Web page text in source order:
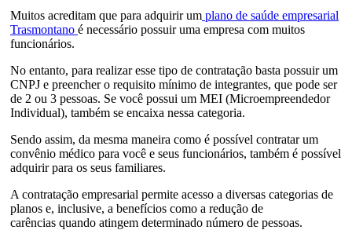
Muitos acreditam que para adquirir um plano de saúde empresarial
Trasmontano é necessário possuir uma empresa com muitos
funcionários.
No entanto, para realizar esse tipo de contratação basta possuir um
CNPJ e preencher o requisito mínimo de integrantes, que pode ser
de 2 ou 3 pessoas. Se você possui um MEI (Microempreendedor
Individual), também se encaixa nessa categoria.
Sendo assim, da mesma maneira como é possível contratar um
convênio médico para você e seus funcionários, também é possível
adquirir para os seus familiares.
A contratação empresarial permite acesso a diversas categorias de
planos e, inclusive, a benefícios como a redução de
carências quando atingem determinado número de pessoas.